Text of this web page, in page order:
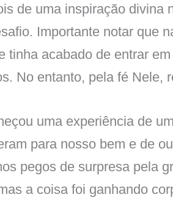
de uma inspiração divina
Importante notar que
tinha acabado de entrar
No entanto, pela fé Nele,
uma experiência de
para nosso bem e de
pegos de surpresa pela
a coisa foi ganhando